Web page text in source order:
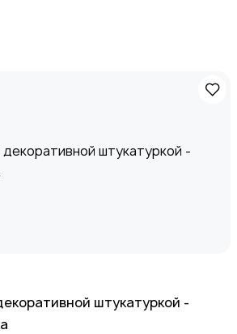
штукатуркой -